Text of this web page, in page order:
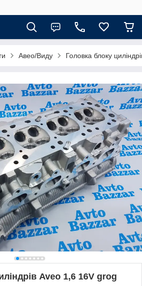
Авео/Виду Головка блоку
Aveo 1,6 16V grog